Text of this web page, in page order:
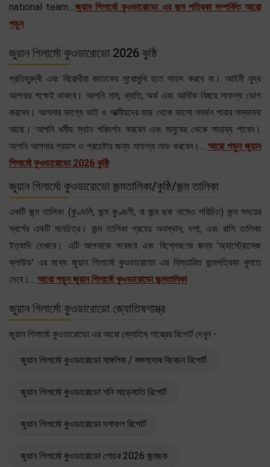
national team....জুয়ান গিলার্মো কুওডারোডো এর জন্ম পত্রিকা সম্পর্কিত আরো
পড়ুন
জুয়ান গিলার্মো কুওডারোডো 2026 কুষ্ঠি
প্রতিদ্বন্দ্বী এবং বিরোধীরা জাতকের মুখোমুখি হতে সাহস করবে না। আইনী যুদ্ধ
আপনার পক্ষেই থাকবে। আপনি নাম, খ্যাতি, অর্থ এবং আর্থিক বিষয়ে সাফল্য ভোগ
করবেন। আপনার ভাগ্যে ভাই ও আত্মীয়দের কাছ থেকে ভালো সমর্থন পাবার সম্ভাবনা
আছে। আপনি ধর্মীয় স্থান পরিদর্শন করবেন এবং মানুষের থেকে সাহায্য পাবেন।
আপনি আপনার প্রয়াস ও প্রচেষ্টার জন্য সাফল্য লাভ করবেন।... আরো পড়ুন জুয়ান
গিলার্মো কুওডারোডো 2026 কুষ্ঠি
জুয়ান গিলার্মো কুওডারোডো জন্মতালিকা/কুষ্ঠি/জন্ম তালিকা
একটি জন্ম তালিকা (কুণ্ডলি, জন্ম কুণ্ডলী, বা জন্ম ছক নামেও পরিচিত) জন্ম সময়ের
স্বর্গের একটি মানচিত্র। জন্ম তালিকা গ্রহের অবস্থান, দশা, এবং রাশি তালিকা
ইত্যাদি দেখাবে। এটি আপনাকে গবেষণা এবং বিশ্লেষণের জন্য 'অ্যাস্ট্রোসেজ
ক্লাউড' এর মধ্যে জুয়ান গিলার্মো কুওডারোডো এর বিস্তারিত জন্মপত্রিকা খুলতে
দেবে।... আরো পড়ুন জুয়ান গিলার্মো কুওডারোডো জন্মতালিকা
জুয়ান গিলার্মো কুওডারোডো জ্যোতিষশাস্ত্র
জুয়ান গিলার্মো কুওডারোডো এর আরো জ্যোতিষ শাস্ত্রের রিপোর্ট দেখুন -
জুয়ান গিলার্মো কুওডারোডো মাঙ্গলিক / মঙ্গলদোষ বিবেচন রিপোর্ট
জুয়ান গিলার্মো কুওডারোডো শনি সাড়েসাতি রিপোর্ট
জুয়ান গিলার্মো কুওডারোডো দশাফল রিপোর্ট
জুয়ান গিলার্মো কুওডারোডো গোচর 2026 জন্মছক